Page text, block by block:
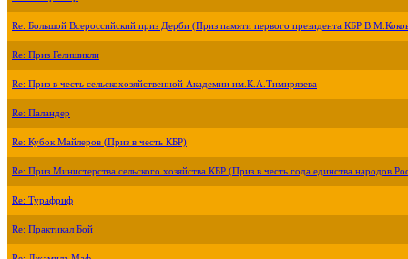
Re: Большой Всероссийский приз Дерби (Приз памяти первого президента КБР
Re: Приз Гелишикли
Re: Приз в честь сельскохозяйственной Академии им.К.А.Тимирязева
Re: Паландер
Re: Кубок Майлеров (Приз в честь КБР)
Re: Приз Министерства сельского хозяйства КБР (Приз в честь года единства народов
Re: Турафриф
Re: Практикал Бой